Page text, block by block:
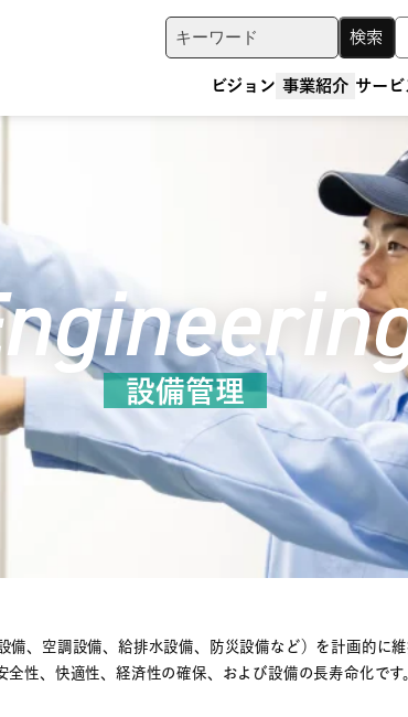
ビジョン 事業紹介 サー
設備管理
備、空調設備、給排水設備、防災設備など）を計画的に
性、快適性、経済性の確保、および設備の長寿命化です